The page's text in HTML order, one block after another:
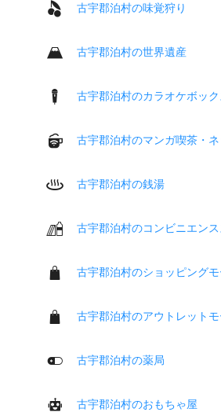
古宇郡泊村の味覚狩り
古宇郡泊村の世界遺産
古宇郡泊村のカラオケボック
古宇郡泊村のマンガ喫茶・ネ
古宇郡泊村の銭湯
古宇郡泊村のコンビニエン
古宇郡泊村のショッピング
古宇郡泊村のアウトレット
古宇郡泊村の薬局
古宇郡泊村のおもちゃ屋